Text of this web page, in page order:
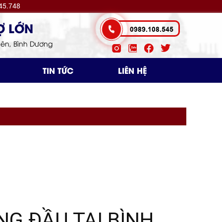
CHỢ LỚN
Bình Dương
0989.108.545
TIN TỨC LIÊN HỆ